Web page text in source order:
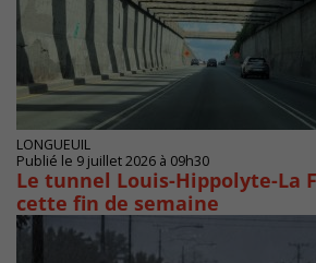
LONGUEUIL
Publié le 9 juillet 2026 à 09h30
Le tunnel Louis-Hippolyte-La
cette fin de semaine